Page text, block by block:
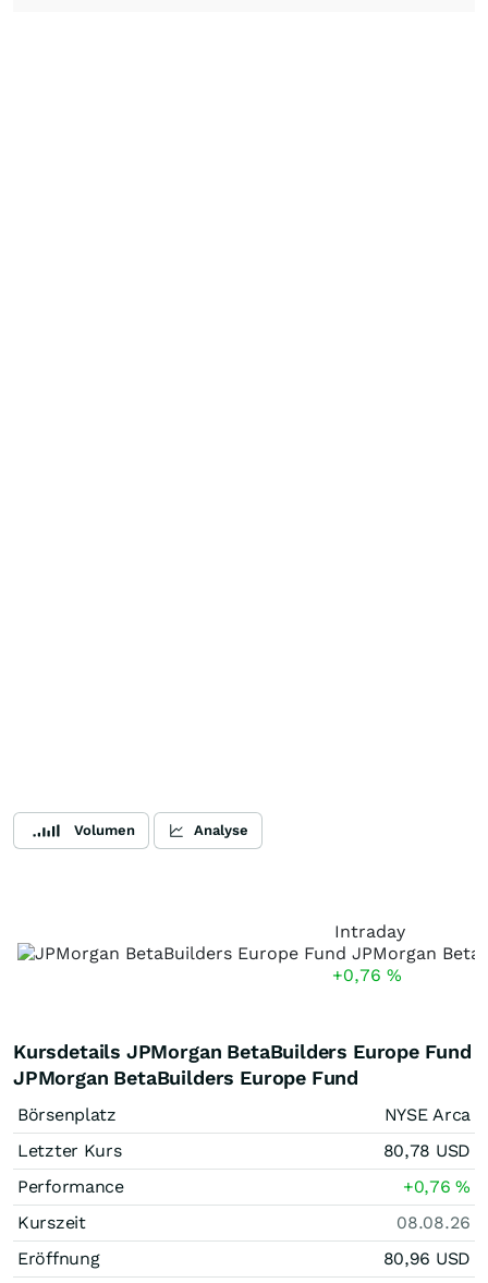
Volumen Analyse
Intraday
+0,76 %
Kursdetails JPMorgan BetaBuilders Europe Fund
JPMorgan BetaBuilders Europe Fund
Börsenplatz
NYSE Arca
Letzter Kurs
80,78 USD
Performance
+0,76%
Kurszeit
08.08.26
Eröffnung
80,96 USD